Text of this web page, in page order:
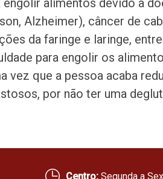
engolir alimentos devido a
Alzheimer), câncer de
da faringe e laringe,
para engolir os
vez que a pessoa acaba
por não ter uma
Centro: Segunda a